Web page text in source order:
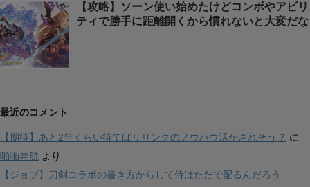
【攻略】ソーン使い始めたけどコンボやアビリ
ティで勝手に距離開くから慣れないと大変だな
最近のコメント
【期待】あと2年くらい待てばリリンクのノウハウ活かされそう？ に
啪啪导航 より
【ジョブ】刀剣コラボの書き方からして侍はただで配るんだろう